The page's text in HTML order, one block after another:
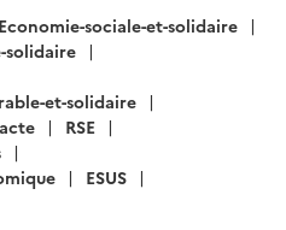
Economie-sociale-et-solidaire
solidaire
et-solidaire
RSE
ESUS